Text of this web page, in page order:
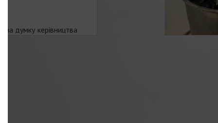
на думку керівництва
з великою
пробувати
й інтуїції, що